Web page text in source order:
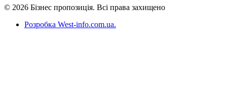
© 2026 Бізнес пропозиція. Всі права захищено
Розробка West-info.com.ua.